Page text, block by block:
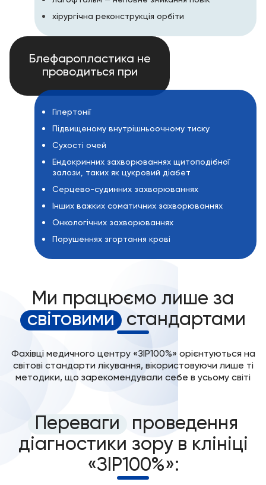
хірургічна реконструкція орбіти
Блефаропластика не
проводиться при
Гіпертонії
Підвищеному внутрішньоочному тиску
Сухості очей
Ендокринних захворюваннях щитоподібної
залози, таких як цукровий діабет
Серцево-судинних захворюваннях
Інших важких соматичних захворюваннях
Онкологічних захворюваннях
Порушеннях згортання крові
Ми працюємо лише за
світовими
стандартами
Фахівці медичного центру «ЗІР100%» орієнтуються на
світові стандарти лікування, вікористовуючи лише ті
методики, що зарекомендували себе в усьому світі
Переваги
проведення
діагностики зору в клініці
«ЗІР100%»: